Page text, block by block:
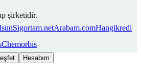
şirketidir.
Sigortam.netArabam.comHangikredi
Chemorbis
Hesabım